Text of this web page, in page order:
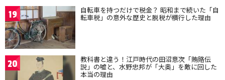
19 自転車を持つだけで税金？ 昭和まで続いた「自
転車税」の意外な歴史と脱税が横行した理由
20 教科書と違う！江戸時代の田沼意次「賄賂伝
説」の嘘と、水野忠邦が「大奥」を敵に回した
本当の理由